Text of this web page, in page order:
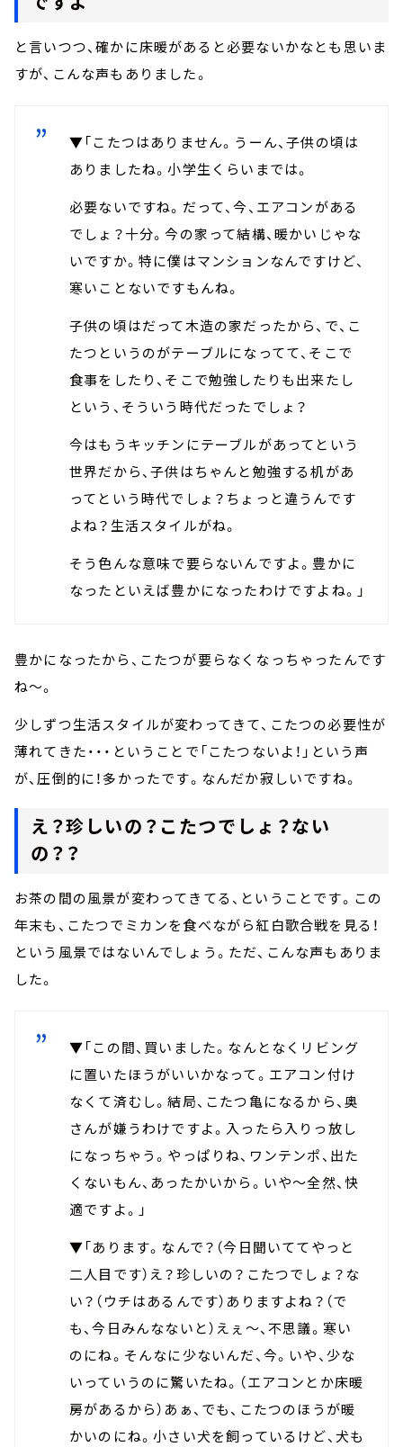
と言いつつ、確かに床暖があると必要ないかなとも思いま
すが、こんな声もありました。
▼「こたつはありません。うーん、子供の頃は
ありましたね。小学生くらいまでは。
必要ないですね。だって、今、エアコンがある
でしょ？十分。今の家って結構、暖かいじゃな
いですか。特に僕はマンションなんですけど、
寒いことないですもんね。
子供の頃はだって木造の家だったから、で、こ
たつというのがテーブルになってて、そこで
食事をしたり、そこで勉強したりも出来たし
という、そういう時代だったでしょ？
今はもうキッチンにテーブルがあってという
世界だから、子供はちゃんと勉強する机があ
ってという時代でしょ？ちょっと違うんです
よね？生活スタイルがね。
そう色んな意味で要らないんですよ。豊かに
なったといえば豊かになったわけですよね。」
豊かになったから、こたつが要らなくなっちゃったんです
ね～。
少しずつ生活スタイルが変わってきて、こたつの必要性が
薄れてきた・・・ということで「こたつないよ！」という声
が、圧倒的に！多かったです。なんだか寂しいですね。
え？珍しいの？こたつでしょ？ない
の？？
お茶の間の風景が変わってきてる、ということです。この
年末も、こたつでミカンを食べながら紅白歌合戦を見る！
という風景ではないんでしょう。ただ、こんな声もありま
した。
▼「この間、買いました。なんとなくリビング
に置いたほうがいいかなって。エアコン付け
なくて済むし。結局、こたつ亀になるから、奥
さんが嫌うわけですよ。入ったら入りっ放し
になっちゃう。やっぱりね、ワンテンポ、出た
くないもん、あったかいから。いや～全然、快
適ですよ。」
▼「あります。なんで？（今日聞いててやっと
二人目です）え？珍しいの？こたつでしょ？な
い？（ウチはあるんです）ありますよね？（で
も、今日みんなないと）えぇ～、不思議。寒い
のにね。そんなに少ないんだ、今。いや、少な
いっていうのに驚いたね。（エアコンとか床暖
房があるから）あぁ、でも、こたつのほうが暖
かいのにね。小さい犬を飼っているけど、犬も